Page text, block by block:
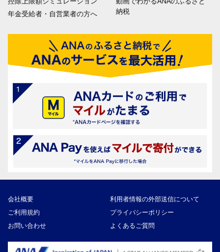
年金受給者・自営業者の方へ
納税
会社概要
利用者情報の外部送信について
ご利用規約
プライバシーポリシー
お問い合わせ
よくあるご質問